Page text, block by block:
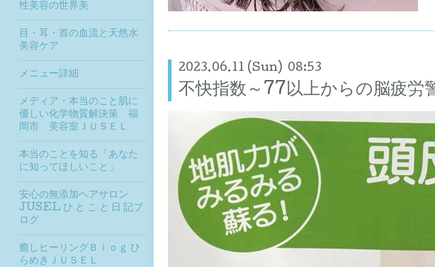
2023.06.11 (Sun) 08:53
不快指数～77以上からの脳疲労
性美容の世界美
目・耳・首の血流と天然水
美容ケア
メニュー詳細
メディア・本当のこと肌に
優しい化学物質解決策 福
岡市 美容室ＪＵＳＥＬ
本当のことを知る「あなた
に知ってほしいこと」
安心の無添加ヘアサロン
JUSEL ひ と こ と 日 記ブ
ログ
癒しヒーリングＢｌｏｇ ひ
らめきＪＵＳＥＬ